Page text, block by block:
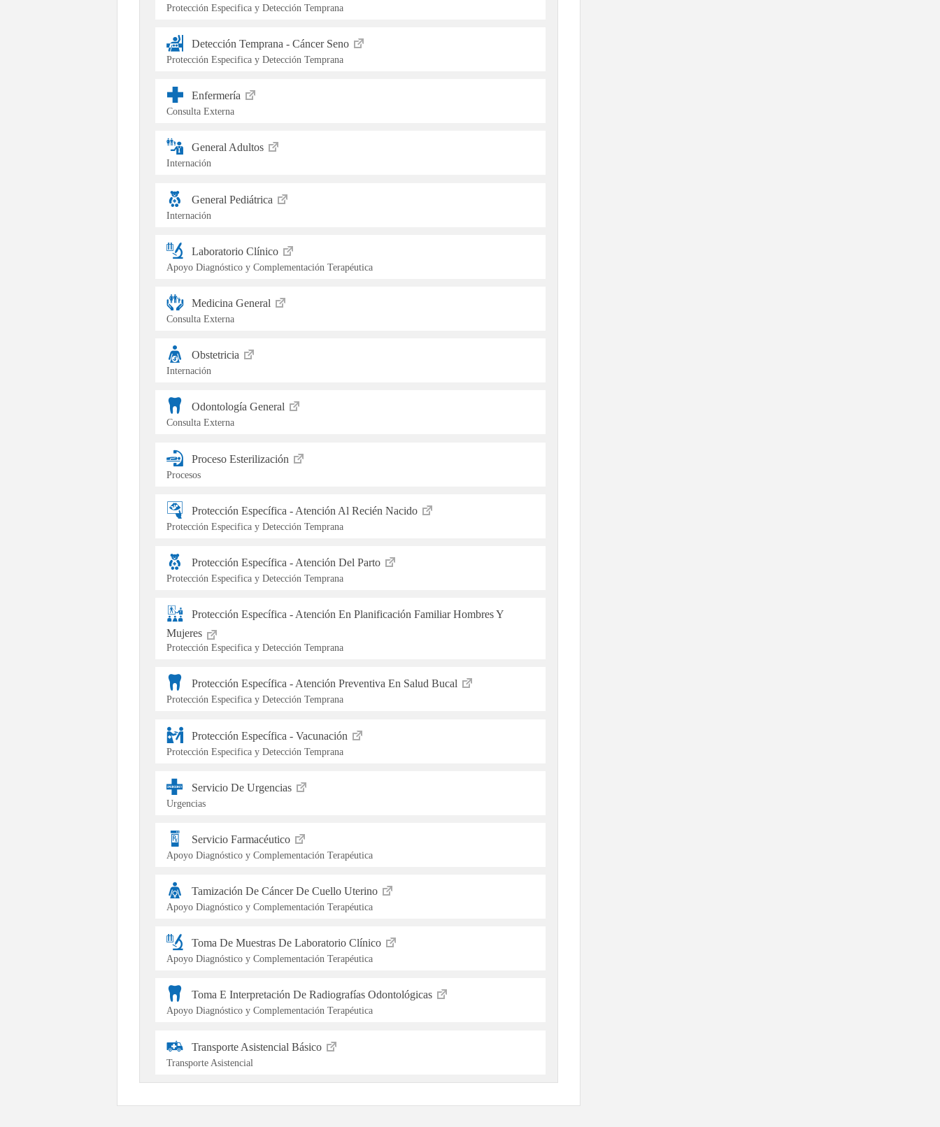
Protección Especifica y Detección Temprana
Detección Temprana - Cáncer Seno
Protección Especifica y Detección Temprana
Enfermería
Consulta Externa
General Adultos
Internación
General Pediátrica
Internación
Laboratorio Clínico
Apoyo Diagnóstico y Complementación Terapéutica
Medicina General
Consulta Externa
Obstetricia
Internación
Odontología General
Consulta Externa
Proceso Esterilización
Procesos
Protección Específica - Atención Al Recién Nacido
Protección Especifica y Detección Temprana
Protección Específica - Atención Del Parto
Protección Especifica y Detección Temprana
Protección Específica - Atención En Planificación Familiar Hombres Y
Mujeres
Protección Especifica y Detección Temprana
Protección Específica - Atención Preventiva En Salud Bucal
Protección Especifica y Detección Temprana
Protección Específica - Vacunación
Protección Especifica y Detección Temprana
Servicio De Urgencias
Urgencias
Servicio Farmacéutico
Apoyo Diagnóstico y Complementación Terapéutica
Tamización De Cáncer De Cuello Uterino
Apoyo Diagnóstico y Complementación Terapéutica
Toma De Muestras De Laboratorio Clínico
Apoyo Diagnóstico y Complementación Terapéutica
Toma E Interpretación De Radiografías Odontológicas
Apoyo Diagnóstico y Complementación Terapéutica
Transporte Asistencial Básico
Transporte Asistencial